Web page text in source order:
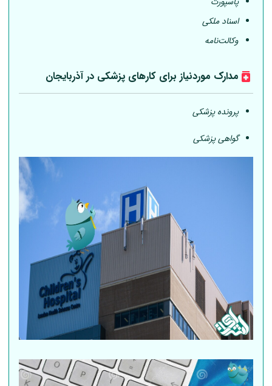
اسناد ملکی
وکالت‌نامه
مدارک موردنیاز برای کارهای پزشکی در آذربایجان
پرونده پزشکی
گواهی پزشکی